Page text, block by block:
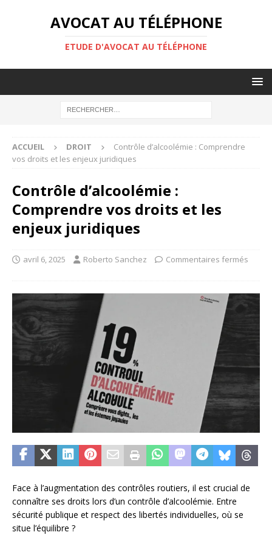
AVOCAT AU TÉLÉPHONE
ETUDE D'AVOCAT AU TÉLÉPHONE
ACCUEIL DROIT
Contrôle d’alcoolémie : Comprendre
vos droits et les enjeux juridiques
Contrôle d’alcoolémie :
Comprendre vos droits et les
enjeux juridiques
avril 6, 2025 Roberto Sanchez Commentaires fermés
Face à l’augmentation des contrôles routiers, il est crucial de
connaître ses droits lors d’un contrôle d’alcoolémie. Entre
sécurité publique et respect des libertés individuelles, où se
situe l’équilibre ?